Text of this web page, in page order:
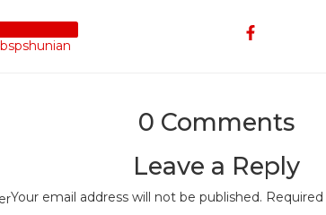
bspshunian
0 Comments
Leave a Reply
Your email address will not be published.